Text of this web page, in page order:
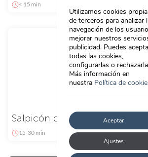
< 15 min
Salpicón de Marisco con Pulpo
15-30 min Principiante
Utilizamos cookies
de terceros para analizar
navegación de los
mejorar nuestros
publicidad. Puedes
todas las cookies,
configurarlas o
Más información en
nuestra Política de
Aceptar
Ajustes